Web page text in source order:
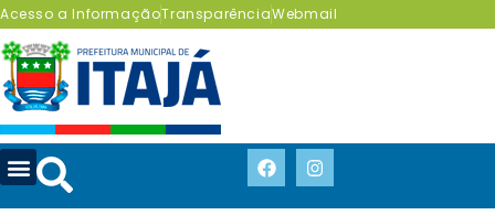
Acesso a InformaçãoTransparênciaWebmail